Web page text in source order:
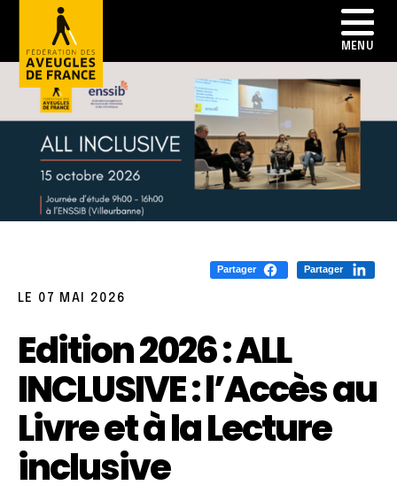
Partager Partager
LE 07 MAI 2026
Edition 2026 : ALL
INCLUSIVE : l’Accès au
Livre et à la Lecture
inclusive